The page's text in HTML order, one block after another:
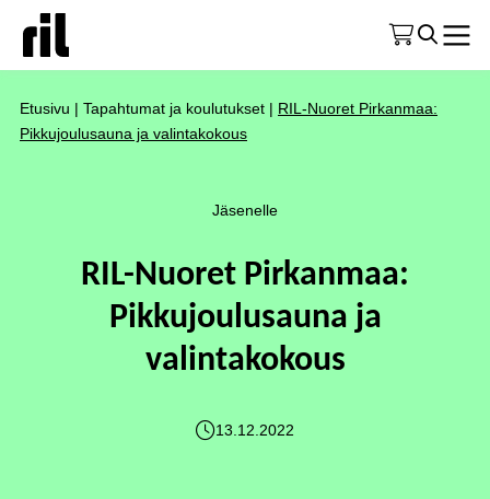
Etusivu | Tapahtumat ja koulutukset | RIL-Nuoret Pirkanmaa:
Pikkujoulusauna ja valintakokous
Jäsenelle
RIL-Nuoret Pirkanmaa:
Pikkujoulusauna ja
valintakokous
13.12.2022